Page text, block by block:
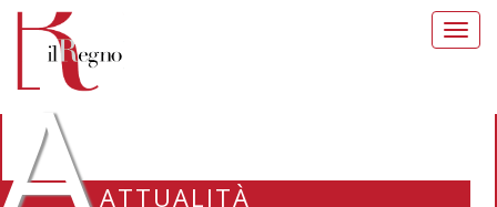
ATTUALITÀ